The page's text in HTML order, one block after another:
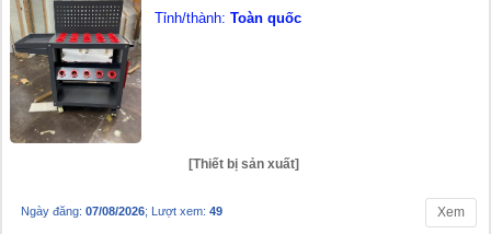
Tỉnh/thành: Toàn quốc
[Thiết bị sản xuất]
Ngày đăng: 07/08/2026; Lượt xem: 49 Xem